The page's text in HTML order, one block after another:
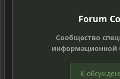
Forum
Сообщество
информационной
К